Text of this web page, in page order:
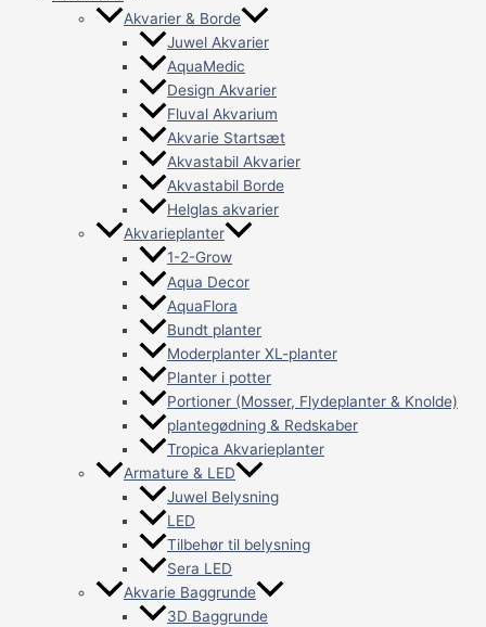
Akvarier & Borde
Juwel Akvarier
AquaMedic
Design Akvarier
Fluval Akvarium
Akvarie Startsæt
Akvastabil Akvarier
Akvastabil Borde
Helglas akvarier
Akvarieplanter
1-2-Grow
Aqua Decor
AquaFlora
Bundt planter
Moderplanter XL-planter
Planter i potter
Portioner (Mosser, Flydeplanter & Knolde)
plantegødning & Redskaber
Tropica Akvarieplanter
Armature & LED
Juwel Belysning
LED
Tilbehør til belysning
Sera LED
Akvarie Baggrunde
3D Baggrunde